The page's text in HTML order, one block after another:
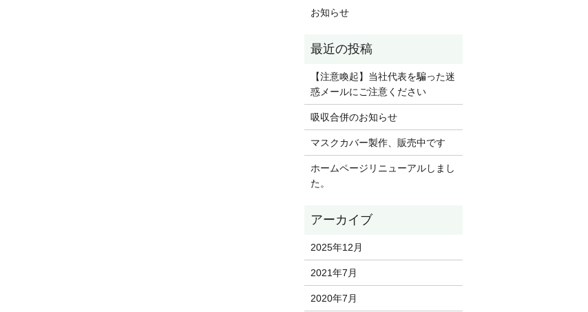
お知らせ
【注意喚起】当社代表を騙った迷
惑メールにご注意ください
吸収合併のお知らせ
マスクカバー製作、販売中です
ホームページリニューアルしまし
た。
2025年12月
2021年7月
2020年7月